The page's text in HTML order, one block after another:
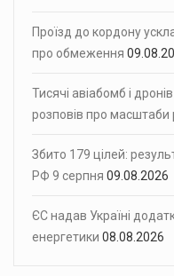
Проїзд до кордону
про обмеження
Тисячі авіабомб і
розповів про масштаби
Збито 179 цілей:
РФ 9 серпня 09.08.2026
ЄС надав Україні
енергетики 08.08.2026